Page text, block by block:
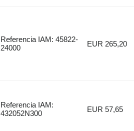
Referencia IAM: 45822-
24000
EUR 265,20
Referencia IAM:
432052N300
EUR 57,65